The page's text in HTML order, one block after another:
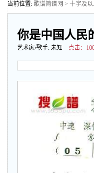
当前位置: 歌谱简谱网 > 十字及
你是中国人民
艺术家/歌手: 未知 点击：